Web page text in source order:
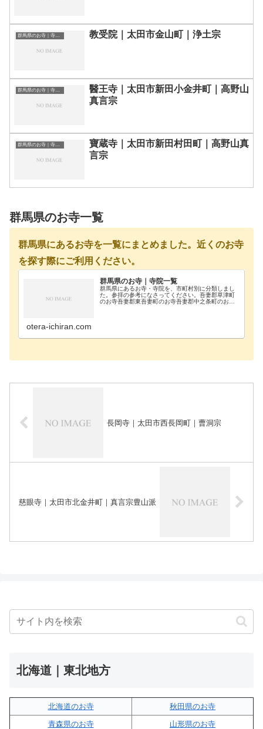
群馬県のお寺｜寺院一覧 教受院｜太田市金山町｜浄土宗
群馬県のお寺｜寺院一覧
醫王寺｜太田市新田小金井町｜高野山
真言宗
群馬県のお寺｜寺院一覧
寶蔵寺｜太田市新田村田町｜高野山真
言宗
群馬県のお寺一覧
群馬県にあるお寺を一覧にまとめました。近くのお寺
を探す際にご利用ください。
群馬県のお寺｜寺院一覧
群馬県にあるお寺・寺院を、市町村別に分類しまし
た。参拝の参考になさってください。吾妻郡草津町
のお寺吾妻郡東吾妻町のお寺吾妻郡中之条町のお寺
otera-ichiran.com
長岡寺｜太田市西長岡町｜曹洞宗
慈眼寺｜太田市北金井町｜真言宗豊山派
北海道｜東北地方
北海道のお寺
秋田県のお寺
青森県のお寺
山形県のお寺